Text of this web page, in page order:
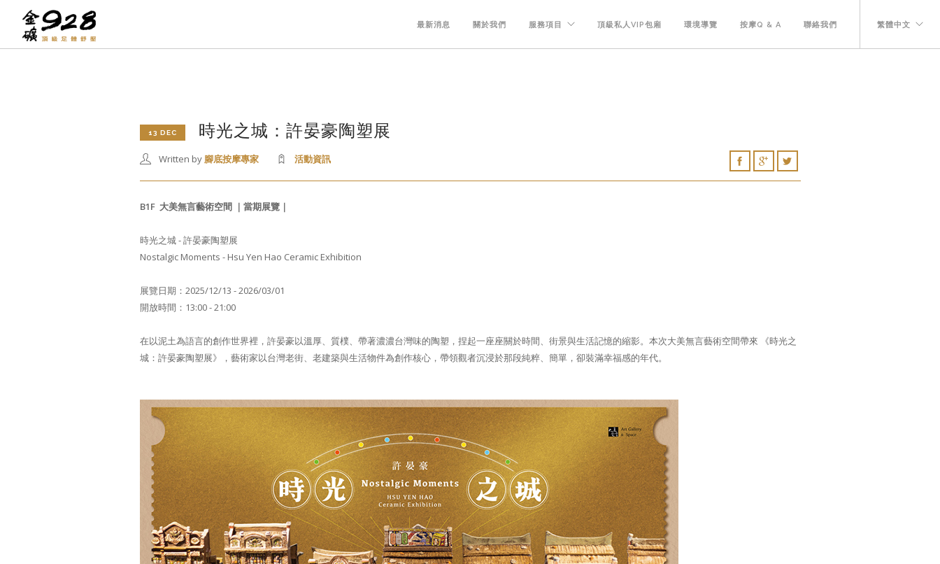
最新消息 關於我們 服務項目 頂級私人VIP包廂 環境導覽 按摩Q & A 聯絡我們 繁體中文
13 DEC 時光之城：許晏豪陶塑展
Written by腳底按摩專家 活動資訊
B1F 大美無言藝術空間 ｜當期展覽｜
時光之城 - 許晏豪陶塑展
Nostalgic Moments - Hsu Yen Hao Ceramic Exhibition
展覽日期：2025/12/13 - 2026/03/01
開放時間：13:00 - 21:00
在以泥土為語言的創作世界裡，許晏豪以溫厚、質樸、帶著濃濃台灣味的陶塑，捏起一座座關於時間、街景與生活記憶的縮影。本次大美無言藝術空間帶來
《時光之
城：許晏豪陶塑展》，藝術家以台灣老街、老建築與生活物件為創作核心，帶領觀者沉浸於那段純粹、簡單，卻裝滿幸福感的年代。